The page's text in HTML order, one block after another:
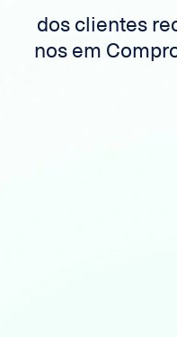
dos clientes
nos em